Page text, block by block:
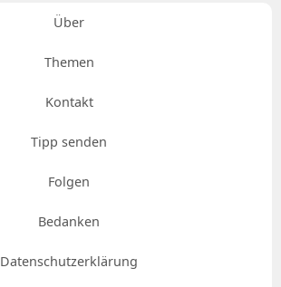
Über
Themen
Kontakt
Tipp senden
Folgen
Bedanken
Datenschutzerklärung